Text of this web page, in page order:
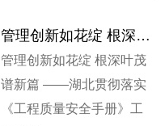
管理创新如花绽 根深叶茂谱新篇 ——湖北贯彻落实《工程质量安全手册》工作走笔
管理创新如花绽 根深叶茂
谱新篇 ——湖北贯彻落实
《工程质量安全手册》工